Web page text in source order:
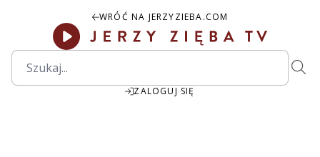
WRÓĆ NA JERZYZIEBA.COM
ZALOGUJ SIĘ